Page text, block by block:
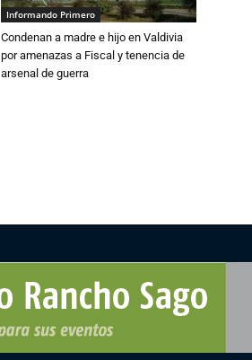
Informando Primero
Condenan a madre e hijo en Valdivia
por amenazas a Fiscal y tenencia de
arsenal de guerra